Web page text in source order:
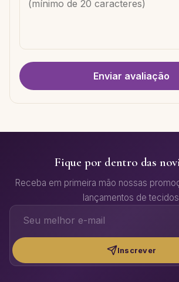
Enviar avaliação
Fique por dentro das
Receba em primeira mão nossas
lançamentos de
Inscrever